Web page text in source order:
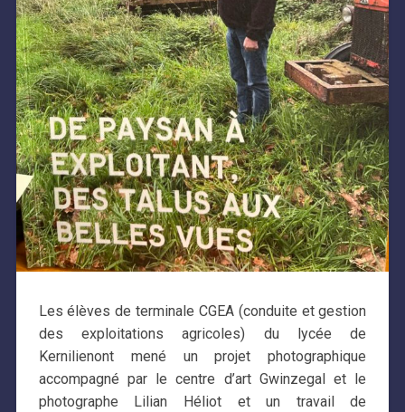
Les élèves de terminale CGEA (conduite et gestion
des exploitations agricoles) du lycée de
Kernilienont mené un projet photographique
accompagné par le centre d’art Gwinzegal et le
photographe Lilian Héliot et un travail de